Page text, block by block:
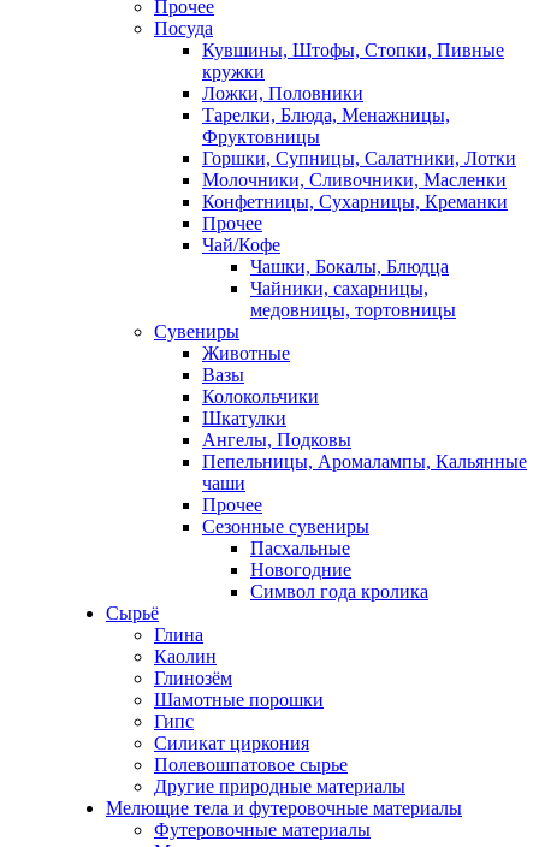
Прочее
Посуда
Кувшины, Штофы, Стопки, Пивные
кружки
Ложки, Половники
Тарелки, Блюда, Менажницы,
Фруктовницы
Горшки, Супницы, Салатники, Лотки
Молочники, Сливочники, Масленки
Конфетницы, Сухарницы, Креманки
Прочее
Чай/Кофе
Чашки, Бокалы, Блюдца
Чайники, сахарницы,
медовницы, тортовницы
Сувениры
Животные
Вазы
Колокольчики
Шкатулки
Ангелы, Подковы
Пепельницы, Аромалампы, Кальянные
чаши
Прочее
Сезонные сувениры
Пасхальные
Новогодние
Символ года кролика
Сырьё
Глина
Каолин
Глинозём
Шамотные порошки
Гипс
Силикат циркония
Полевошпатовое сырье
Другие природные материалы
Мелющие тела и футеровочные материалы
Футеровочные материалы